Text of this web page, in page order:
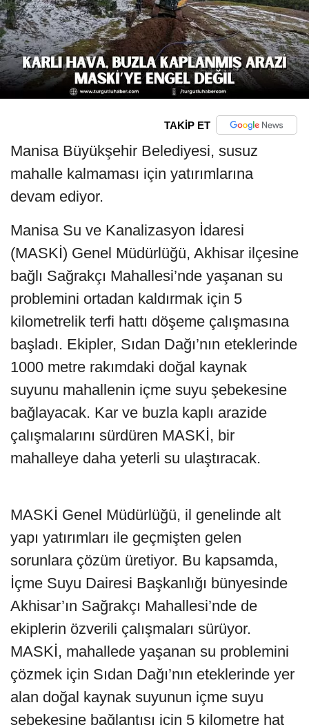
TAKİP ET
Manisa Büyükşehir Belediyesi, susuz
mahalle kalmaması için yatırımlarına
devam ediyor.
Manisa Su ve Kanalizasyon İdaresi
(MASKİ) Genel Müdürlüğü, Akhisar ilçesine
bağlı Sağrakçı Mahallesi’nde yaşanan su
problemini ortadan kaldırmak için 5
kilometrelik terfi hattı döşeme çalışmasına
başladı. Ekipler, Sıdan Dağı’nın eteklerinde
1000 metre rakımdaki doğal kaynak
suyunu mahallenin içme suyu şebekesine
bağlayacak. Kar ve buzla kaplı arazide
çalışmalarını sürdüren MASKİ, bir
mahalleye daha yeterli su ulaştıracak.
MASKİ Genel Müdürlüğü, il genelinde alt
yapı yatırımları ile geçmişten gelen
sorunlara çözüm üretiyor. Bu kapsamda,
İçme Suyu Dairesi Başkanlığı bünyesinde
Akhisar’ın Sağrakçı Mahallesi’nde de
ekiplerin özverili çalışmaları sürüyor.
MASKİ, mahallede yaşanan su problemini
çözmek için Sıdan Dağı’nın eteklerinde yer
alan doğal kaynak suyunun içme suyu
şebekesine bağlantısı için 5 kilometre hat